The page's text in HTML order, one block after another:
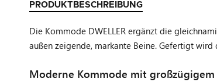
PRODUKTBESCHREIBUNG
Die Kommode DWELLER ergänzt die
außen zeigende, markante Beine. Gefertigt
Moderne Kommode mit